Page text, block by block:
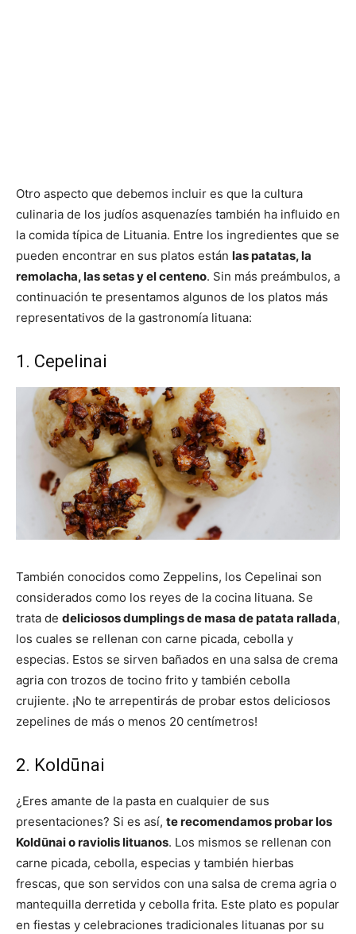
Otro aspecto que debemos incluir es que la cultura
culinaria de los judíos asquenazíes también ha influido en
la comida típica de Lituania. Entre los ingredientes que se
pueden encontrar en sus platos están las patatas, la
remolacha, las setas y el centeno. Sin más preámbulos, a
continuación te presentamos algunos de los platos más
representativos de la gastronomía lituana:
1. Cepelinai
También conocidos como Zeppelins, los Cepelinai son
considerados como los reyes de la cocina lituana. Se
trata de deliciosos dumplings de masa de patata rallada,
los cuales se rellenan con carne picada, cebolla y
especias. Estos se sirven bañados en una salsa de crema
agria con trozos de tocino frito y también cebolla
crujiente. ¡No te arrepentirás de probar estos deliciosos
zepelines de más o menos 20 centímetros!
2. Koldūnai
¿Eres amante de la pasta en cualquier de sus
presentaciones? Si es así, te recomendamos probar los
Koldūnai o raviolis lituanos. Los mismos se rellenan con
carne picada, cebolla, especias y también hierbas
frescas, que son servidos con una salsa de crema agria o
mantequilla derretida y cebolla frita. Este plato es popular
en fiestas y celebraciones tradicionales lituanas por su